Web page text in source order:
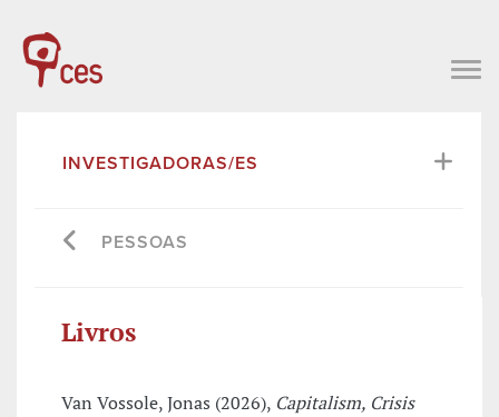
INVESTIGADORAS/ES
PESSOAS
Livros
Van Vossole, Jonas (2026), Capitalism, Crisis